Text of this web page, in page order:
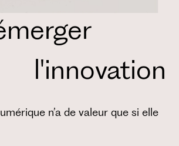
l'innovation
n’a de valeur que si elle